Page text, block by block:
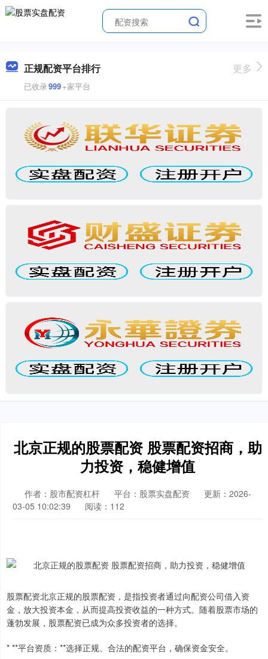
正规配资平台排行
已收录999+家平台
更多
北京正规的股票配资 股票配资招商，助
力投资，稳健增值
作者：股市配资杠杆 平台：股票实盘配资
更新：2026-
03-05 10:02:39
阅读：112
股票配资北京正规的股票配资，是指投资者通过向配资公司借入资
金，放大投资本金，从而提高投资收益的一种方式。随着股票市场的
蓬勃发展，股票配资已成为众多投资者的选择。
* **平台资质：**选择正规、合法的配资平台，确保资金安全。